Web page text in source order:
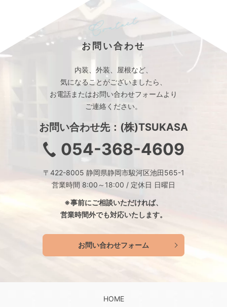
お問い合わせ
内装、外装、屋根など、
気になることがございましたら、
お電話またはお問い合わせフォームより
ご連絡ください。
お問い合わせ先：(株)TSUKASA
054-368-4609
〒422-8005 静岡県静岡市駿河区池田565-1
営業時間 8:00～18:00 / 定休日 日曜日
※事前にご相談いただければ、
営業時間外でも対応いたします。
お問い合わせフォーム
HOME